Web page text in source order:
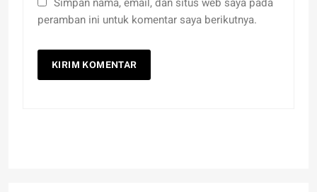
peramban ini untuk komentar saya berikutnya.